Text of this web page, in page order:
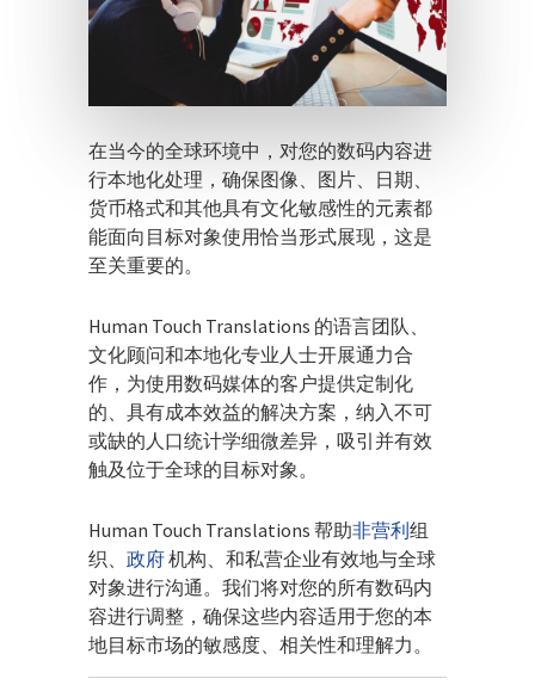
在当今的全球环境中，对您的数码内容进
行本地化处理，确保图像、图片、日期、
货币格式和其他具有文化敏感性的元素都
能面向目标对象使用恰当形式展现，这是
至关重要的。
Human Touch Translations 的语言团队、
文化顾问和本地化专业人士开展通力合
作，为使用数码媒体的客户提供定制化
的、具有成本效益的解决方案，纳入不可
或缺的人口统计学细微差异，吸引并有效
触及位于全球的目标对象。
Human Touch Translations 帮助非营利组
织、 政府机构、和私营企业有效地与全球
对象进行沟通。我们将对您的所有数码内
容进行调整，确保这些内容适用于您的本
地目标市场的敏感度、相关性和理解力。